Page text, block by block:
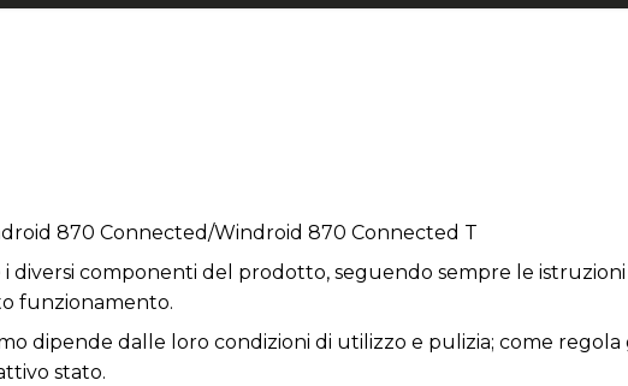
870 Connected/Windroid 870 Connected T
diversi componenti del prodotto, seguendo sempre le
funzionamento.
dipende dalle loro condizioni di utilizzo e pulizia; come
stato.